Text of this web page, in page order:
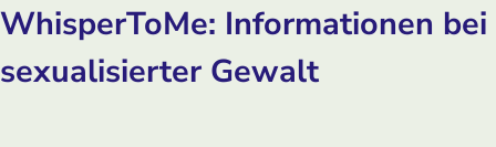
WhisperToMe: Informationen bei
sexualisierter Gewalt